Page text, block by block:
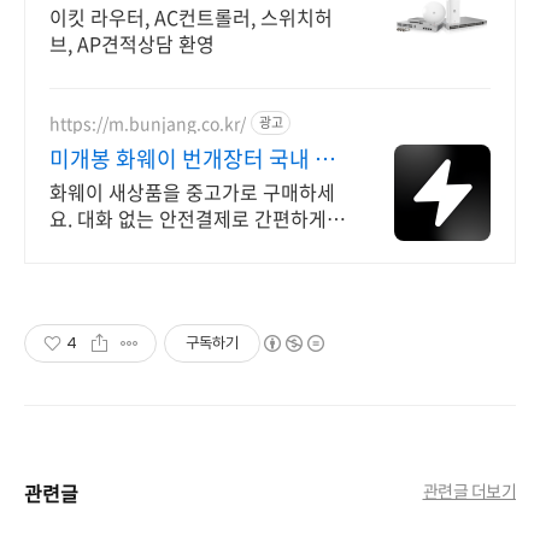
네트워크부문 전문업체
이킷 라우터, AC컨트롤러, 스위치허
브, AP견적상담 환영
https://m.bunjang.co.kr/ 광고
미개봉 화웨이 번개장터 국내 최
대 브랜드 중고거래
화웨이 새상품을 중고가로 구매하세
요. 대화 없는 안전결제로 간편하게!
4 구독하기
관련글 관련글 더보기